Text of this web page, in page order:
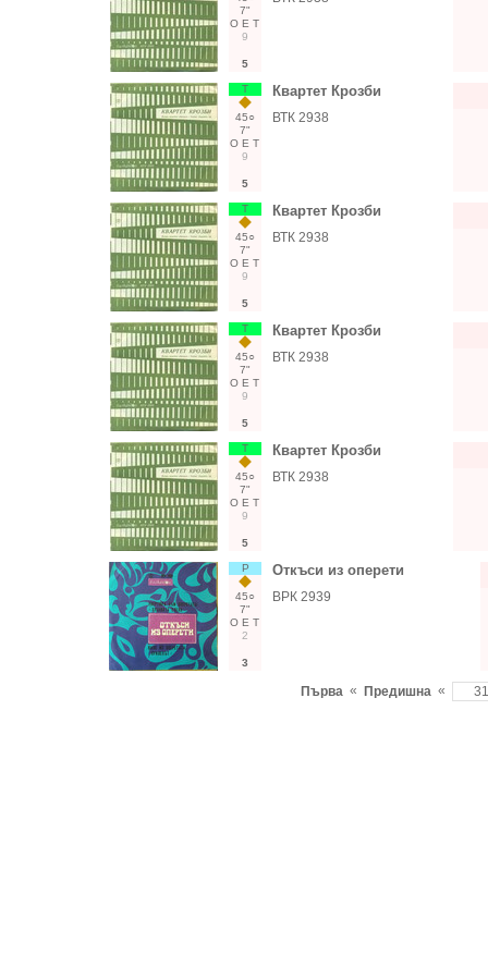
7"
О Е Т
9
5
Т
45○
7"
О Е Т
9
5
Квартет Крозби
ВТК 2938
Т
45○
7"
О Е Т
9
5
Квартет Крозби
ВТК 2938
Т
45○
7"
О Е Т
9
5
Квартет Крозби
ВТК 2938
Т
45○
7"
О Е Т
9
5
Квартет Крозби
ВТК 2938
Р
45○
7"
О Е Т
2
3
Откъси из оперети
ВРК 2939
Първа « Предишна «